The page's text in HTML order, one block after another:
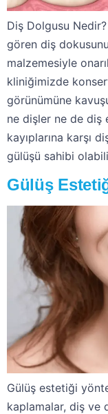
Diş Dolgusu
gören diş
malzemesiyle
kliniğimizde
görünümüne
ne dişler ne de diş
kayıplarına karşı
gülüşü sahibi
Gülüş
Gülüş estetiği
kaplamalar, diş ve